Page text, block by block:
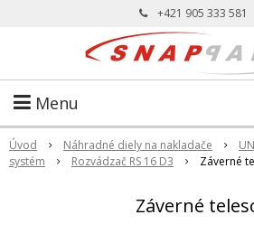
+421 905 333 581
Menu
Úvod Náhradné diely na nakladače
systém
Rozvádzač RS 16 D3 Záverné
Záverné